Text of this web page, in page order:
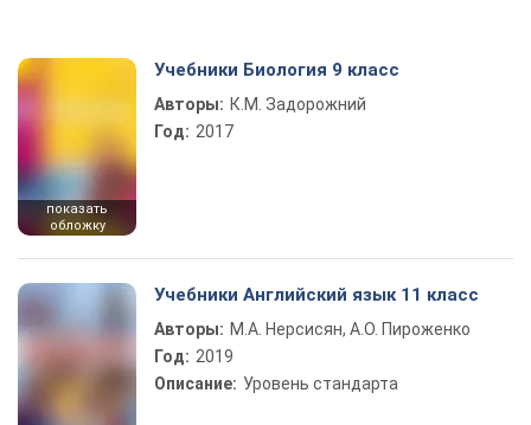
показать
обложку
Учебники Биология 9 класс
Авторы: К.М. Задорожний
Год: 2017
Учебники Английский язык 11 класс
Авторы: М.А. Нерсисян, А.О. Пироженко
Год: 2019
Описание: Уровень стандарта